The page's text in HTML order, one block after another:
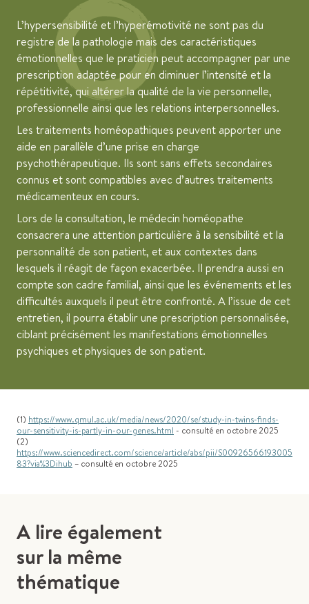
L’hypersensibilité et l’hyperémotivité ne sont pas du
registre de la pathologie mais des caractéristiques
émotionnelles que le praticien peut accompagner par une
prescription adaptée pour en diminuer l’intensité et la
répétitivité, qui altérer la qualité de la vie personnelle,
professionnelle ainsi que les relations interpersonnelles.
Les traitements homéopathiques peuvent apporter une
aide en parallèle d’une prise en charge
psychothérapeutique. Ils sont sans effets secondaires
connus et sont compatibles avec d’autres traitements
médicamenteux en cours.
Lors de la consultation, le médecin homéopathe
consacrera une attention particulière à la sensibilité et la
personnalité de son patient, et aux contextes dans
lesquels il réagit de façon exacerbée. Il prendra aussi en
compte son cadre familial, ainsi que les événements et les
difficultés auxquels il peut être confronté. A l’issue de cet
entretien, il pourra établir une prescription personnalisée,
ciblant précisément les manifestations émotionnelles
psychiques et physiques de son patient.
(1) https://www.qmul.ac.uk/media/news/2020/se/study-in-twins-finds-
our-sensitivity-is-partly-in-our-genes.html - consulté en octobre 2025
(2)
https://www.sciencedirect.com/science/article/abs/pii/S00926566193005
83?via%3Dihub – consulté en octobre 2025
A lire également
sur la même
thématique